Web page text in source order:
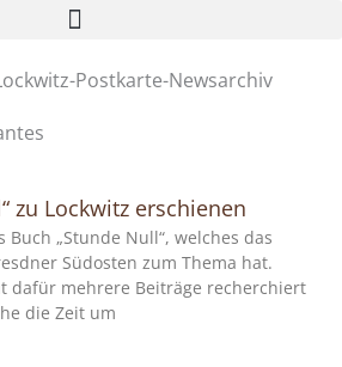
zu Lockwitz erschienen
„Stunde Null“, welches das
Südosten zum Thema hat.
dafür mehrere Beiträge recherchiert
die Zeit um